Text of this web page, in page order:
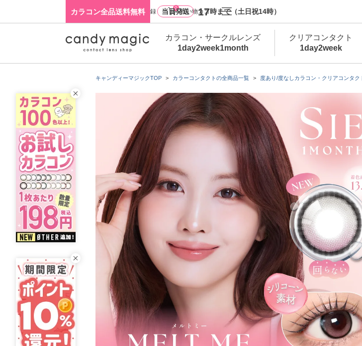
カラコン全品送料無料 当日発送 17時まで（土日祝14時）
キャンディーマジックTOP カラーコンタクトの全商品一覧 度あり/度なしカラコン・クリアコンタク
ログイン・新規会員登録
0
買い物カゴ
カラコン・サークルレンズ
1day2week1month
クリアコンタクト
1day2week
カラコン・サーク
新商品
クリアコンタク
新商品